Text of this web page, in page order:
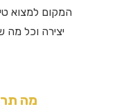
המקום למצוא
יצירה וכל מה
מה